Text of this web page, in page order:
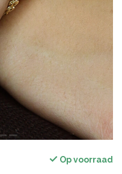
Op voorraad